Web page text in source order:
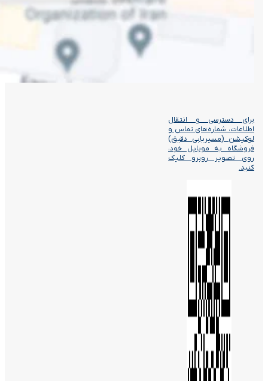
برای دسترسی و انتقال
اطلاعات، شماره‌های تماس و
لوکیشن (مسیریابی دقیق)
فروشگاه به موبایل خود،
روی تصویر روبرو کلیک
کنید.